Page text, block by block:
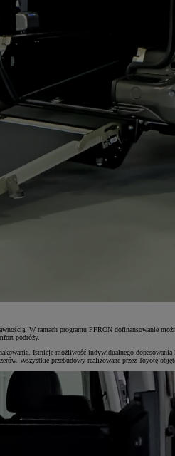
W ramach programu PFRON dofinansowanie
podróży.
Istnieje możliwość indywidualnego
Wszystkie przebudowy realizowane przez Toyotę